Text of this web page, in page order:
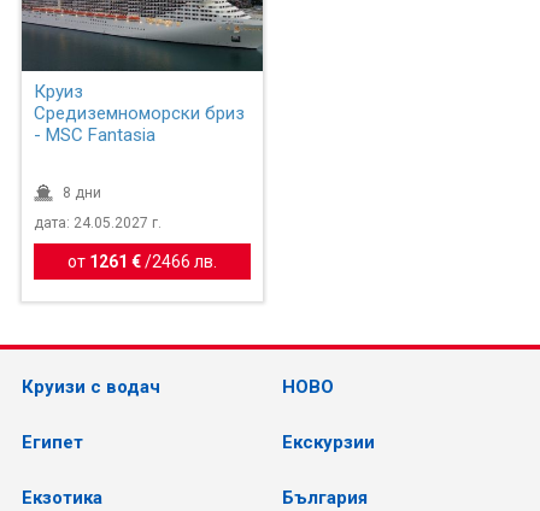
Круиз
Средиземноморски бриз
- MSC Fantasia
8 дни
дата: 24.05.2027 г.
от 1261 € /2466 лв.
Круизи с водач НОВО
Египет Екскурзии
Екзотика България